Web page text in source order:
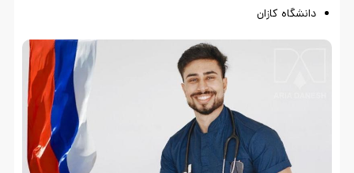
دانشگاه کازان